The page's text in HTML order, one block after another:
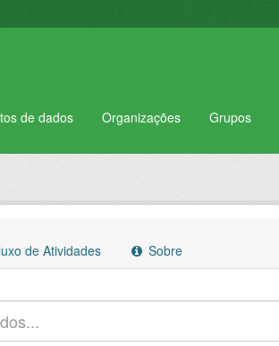
de dados Organizações Grupos
de Atividades Sobre